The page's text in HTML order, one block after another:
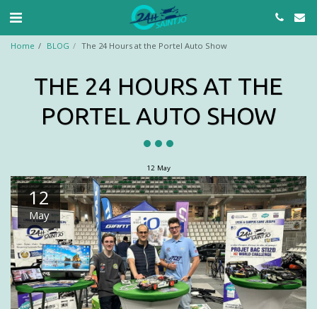
Home BLOG The 24 Hours at the Portel Auto Show
THE 24 HOURS AT THE
PORTEL AUTO SHOW
12 May
12
May